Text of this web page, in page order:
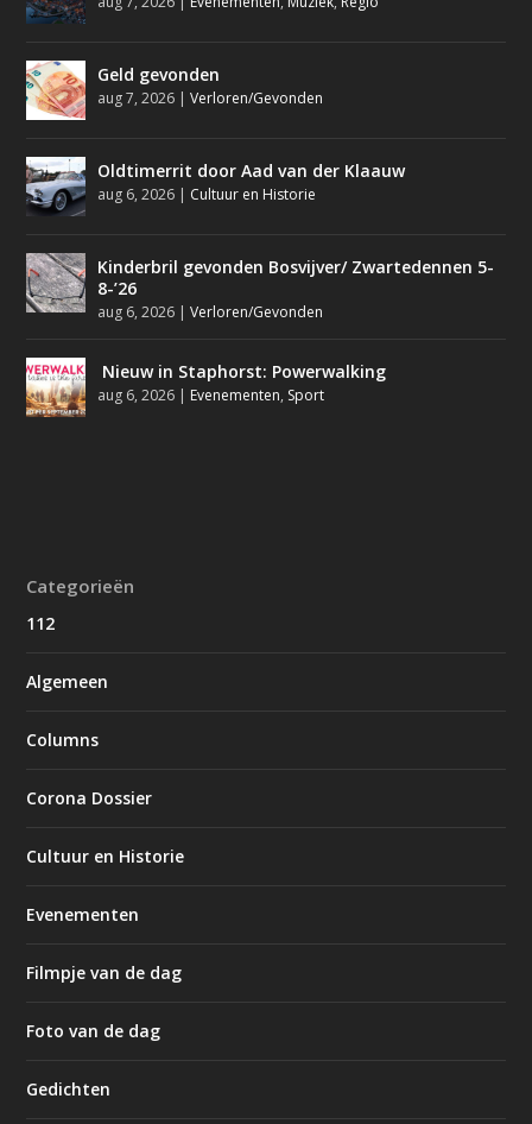
Geld gevonden
aug 7, 2026 |Verloren/Gevonden
Oldtimerrit door Aad van der Klaauw
aug 6, 2026 | Cultuur en Historie
Kinderbril gevonden Bosvijver/ Zwartedennen 5-
8-’26
aug 6, 2026 |Verloren/Gevonden
Nieuw in Staphorst: Powerwalking
aug 6, 2026 | Evenementen, Sport
Categorieën
112
Algemeen
Columns
Corona Dossier
Cultuur en Historie
Evenementen
Filmpje van de dag
Foto van de dag
Gedichten